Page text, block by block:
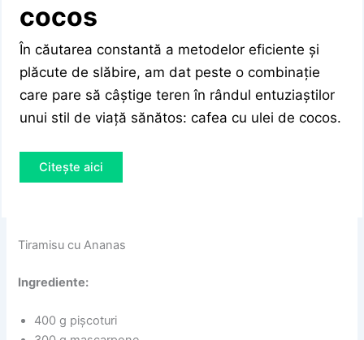
cocos
În căutarea constantă a metodelor eficiente și
plăcute de slăbire, am dat peste o combinație
care pare să câștige teren în rândul entuziaștilor
unui stil de viață sănătos: cafea cu ulei de cocos.
Citește aici
Tiramisu cu Ananas
Ingrediente:
400 g pișcoturi